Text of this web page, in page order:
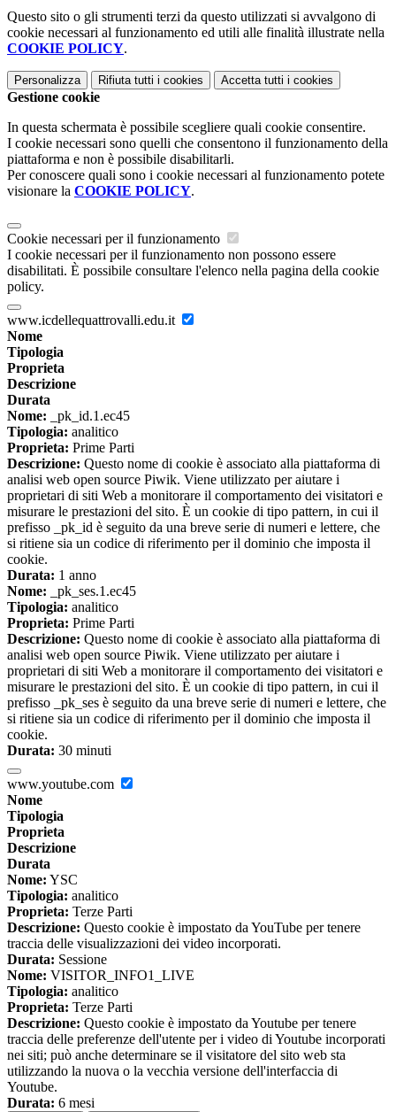
Questo sito o gli strumenti terzi da questo utilizzati si avvalgono di
cookie necessari al funzionamento ed utili alle finalità illustrate nella
COOKIE POLICY.
Personalizza Rifiuta tutti i cookies Accetta tutti i cookies
Gestione cookie
In questa schermata è possibile scegliere quali cookie consentire.
I cookie necessari sono quelli che consentono il funzionamento della
piattaforma e non è possibile disabilitarli.
Per conoscere quali sono i cookie necessari al funzionamento potete
visionare la COOKIE POLICY.
Cookie necessari per il funzionamento
I cookie necessari per il funzionamento non possono essere
disabilitati. È possibile consultare l'elenco nella pagina della cookie
policy.
www.icdellequattrovalli.edu.it
Nome
Tipologia
Proprieta
Descrizione
Durata
Nome: _pk_id.1.ec45
Tipologia: analitico
Proprieta: Prime Parti
Descrizione: Questo nome di cookie è associato alla piattaforma di
analisi web open source Piwik. Viene utilizzato per aiutare i
proprietari di siti Web a monitorare il comportamento dei visitatori e
misurare le prestazioni del sito. È un cookie di tipo pattern, in cui il
prefisso _pk_id è seguito da una breve serie di numeri e lettere, che
si ritiene sia un codice di riferimento per il dominio che imposta il
cookie.
Durata: 1 anno
Nome: _pk_ses.1.ec45
Tipologia: analitico
Proprieta: Prime Parti
Descrizione: Questo nome di cookie è associato alla piattaforma di
analisi web open source Piwik. Viene utilizzato per aiutare i
proprietari di siti Web a monitorare il comportamento dei visitatori e
misurare le prestazioni del sito. È un cookie di tipo pattern, in cui il
prefisso _pk_ses è seguito da una breve serie di numeri e lettere, che
si ritiene sia un codice di riferimento per il dominio che imposta il
cookie.
Durata: 30 minuti
www.youtube.com
Nome
Tipologia
Proprieta
Descrizione
Durata
Nome: YSC
Tipologia: analitico
Proprieta: Terze Parti
Descrizione: Questo cookie è impostato da YouTube per tenere
traccia delle visualizzazioni dei video incorporati.
Durata: Sessione
Nome: VISITOR_INFO1_LIVE
Tipologia: analitico
Proprieta: Terze Parti
Descrizione: Questo cookie è impostato da Youtube per tenere
traccia delle preferenze dell'utente per i video di Youtube incorporati
nei siti; può anche determinare se il visitatore del sito web sta
utilizzando la nuova o la vecchia versione dell'interfaccia di
Youtube.
Durata: 6 mesi